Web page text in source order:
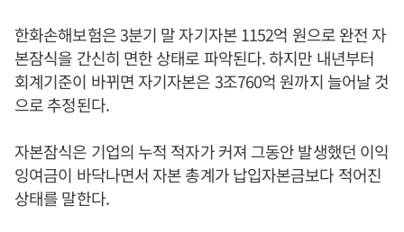
한화손해보험은 3분기 말 자기자본 1152억 원으로 완전 자
본잠식을 간신히 면한 상태로 파악된다. 하지만 내년부터
회계기준이 바뀌면 자기자본은 3조760억 원까지 늘어날 것
으로 추정된다.
자본잠식은 기업의 누적 적자가 커져 그동안 발생했던 이익
잉여금이 바닥나면서 자본 총계가 납입자본금보다 적어진
상태를 말한다.